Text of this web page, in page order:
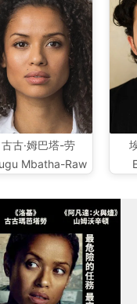
古古·姆巴塔-劳
Mbatha-Raw